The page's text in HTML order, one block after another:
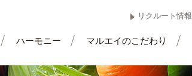
リクルート情報
ハーモニー マルエイのこだわり